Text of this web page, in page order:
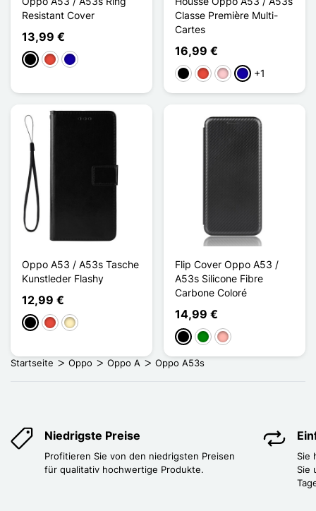
Resistant Cover
13,99 €
Schwarz
Rot Dunkelblau
Classe Première Multi-
Cartes
16,99 €
Schwarz
Rot PinkDunkelblau
+1
Oppo A53 / A53s Tasche
Kunstleder Flashy
12,99 €
Schwarz
Rot Golden
Flip Cover Oppo A53 /
A53s Silicone Fibre
Carbone Coloré
14,99 €
Schwarz
GrünRoségold
Startseite Oppo Oppo A Oppo A53s
Niedrigste Preise
Profitieren Sie von den niedrigsten Preisen
für qualitativ hochwertige Produkte.
Sie
Sie